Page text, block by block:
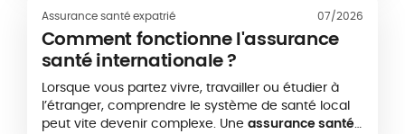
assurance santé permet parfois de conserver ou
d’adapter un contrat existant. Cette continuité
n’est toutefois pas automatique. Elle dépend
notamment de la nouvelle destination, de la zone
géographique de couverture et des conditions
prévues par l’assureur.
Assurance santé expatrié 07/2026
Comment fonctionne l'assurance
santé internationale ?
Lorsque vous partez vivre, travailler ou étudier à
l’étranger, comprendre le système de santé local
peut vite devenir complexe. Une assurance santé